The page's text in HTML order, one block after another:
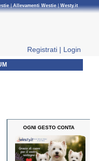
|Allevamenti Westie|Westy.it
Registrati | Login
OGNI GESTO CONTA